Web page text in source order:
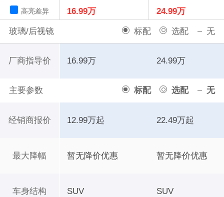
高亮差异
16.99万
24.99万
玻璃/后视镜 标配 选配 无
厂商指导价
主要参数 标配 选配 无
经销商报价
最大降幅
车身结构
16.99万 24.99万
12.99万起 22.49万起
暂无降价优惠 暂无降价优惠
SUV SUV